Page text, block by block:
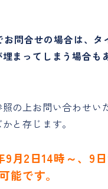
お問合せの場合は、タ
まってしまう場合も
の上お問い合わせい
と存じます。
9月2日14時～、9
能です。